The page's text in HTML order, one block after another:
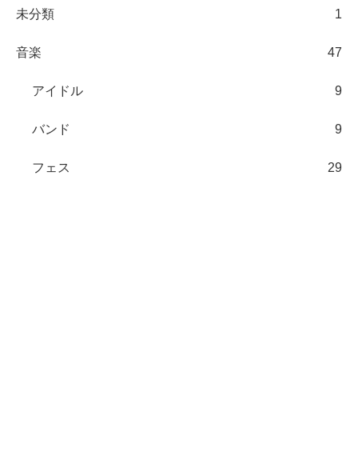
未分類 1
音楽 47
アイドル 9
バンド 9
フェス 29